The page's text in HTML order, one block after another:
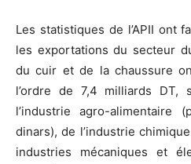
Les statistiques de l’APII ont
les exportations du secteur
du cuir et de la chaussure
l’ordre de 7,4 milliards
l’industrie agro-alimentaire
dinars), de l’industrie
industries mécaniques et